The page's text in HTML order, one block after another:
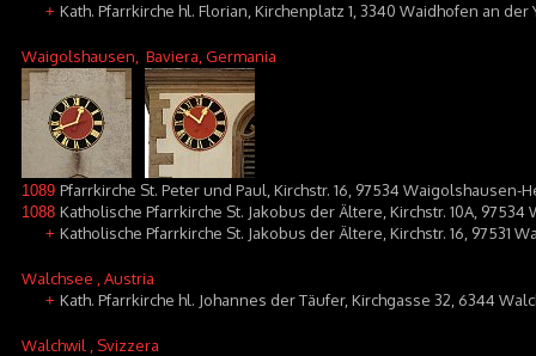
+ Kath. Pfarrkirche hl. Florian, Kirchenplatz 1, 3340 Waidhofen an
Waigolshausen , Baviera, Germania
1089 Pfarrkirche St. Peter und Paul, Kirchstr. 16, 97534 Waigolshausen-
1088 Katholische Pfarrkirche St. Jakobus der Ältere, Kirchstr. 10A,
+ Katholische Pfarrkirche St. Jakobus der Ältere, Kirchstr. 16, 97531
Walchsee , Austria
+ Kath. Pfarrkirche hl. Johannes der Täufer, Kirchgasse 32, 6344
Walchwil , Svizzera